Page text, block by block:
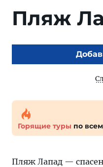
Пляж
Горящие туры по
Пляж Лапад —